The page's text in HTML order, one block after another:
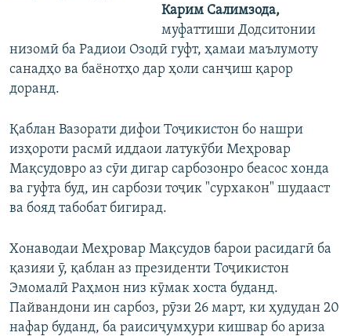
Карим Салимзода,
муфаттиши Додситонии
низомӣ ба Радиои Озодӣ гуфт, ҳамаи маълумоту
санадҳо ва баёнотҳо дар ҳоли санҷиш қарор
доранд.
Қаблан Вазорати дифои Тоҷикистон бо нашри
изҳороти расмӣ иддаои латукӯби Меҳровар
Мақсудовро аз сӯи дигар сарбозонро беасос хонда
ва гуфта буд, ин сарбози тоҷик "сурхакон" шудааст
ва бояд табобат бигирад.
Хонаводаи Меҳровар Мақсудов барои расидагӣ ба
қазияи ӯ, қаблан аз президенти Тоҷикистон
Эмомалӣ Раҳмон низ кӯмак хоста буданд.
Пайвандони ин сарбоз, рӯзи 26 март, ки ҳудудан 20
нафар буданд, ба раисиҷумҳури кишвар бо ариза